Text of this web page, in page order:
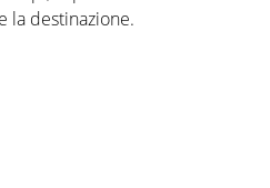
la destinazione.